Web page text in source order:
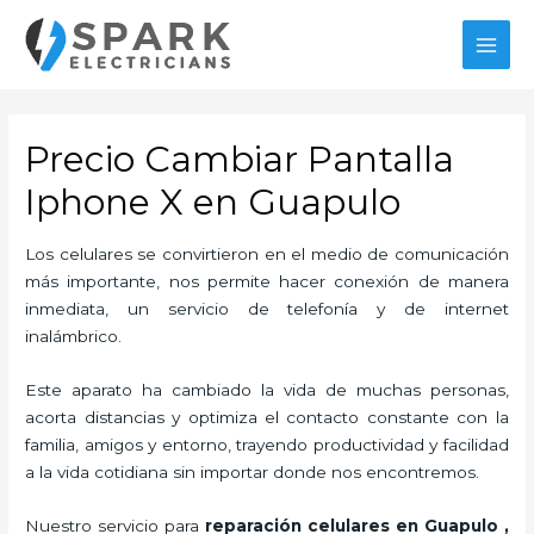
contenido
Precio Cambiar Pantalla
Iphone X en Guapulo
Los celulares se convirtieron en el medio de comunicación
más importante, nos permite hacer conexión de manera
inmediata, un servicio de telefonía y de internet
inalámbrico.
Este aparato ha cambiado la vida de muchas personas,
acorta distancias y optimiza el contacto constante con la
familia, amigos y entorno, trayendo productividad y facilidad
a la vida cotidiana sin importar donde nos encontremos.
Nuestro servicio para reparación celulares en Guapulo ,